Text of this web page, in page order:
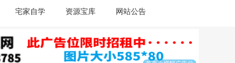
宅家自学 资源宝库 网站公告